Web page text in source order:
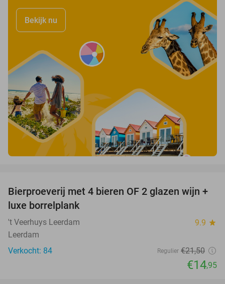
Bekijk nu
30%
Bierproeverij met 4 bieren OF 2 glazen wijn +
luxe borrelplank
't Veerhuys Leerdam 9.9 star
Leerdam
Verkocht: 84
Regulier €21,50
€14,95